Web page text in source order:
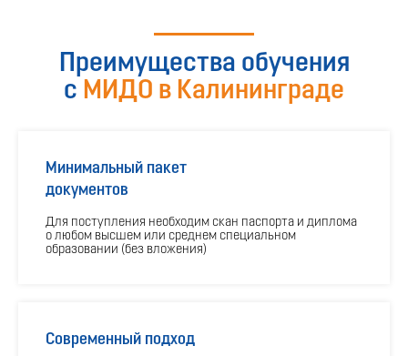
Преимущества обучения
с МИДО в Калининграде
Минимальный пакет
документов
Для поступления необходим скан паспорта и диплома
о любом высшем или среднем специальном
образовании (без вложения)
Современный подход